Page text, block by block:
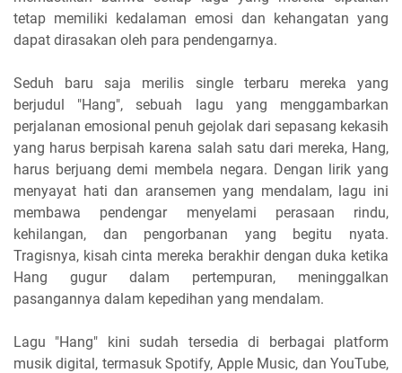
tetap memiliki kedalaman emosi dan kehangatan yang
dapat dirasakan oleh para pendengarnya.
Seduh baru saja merilis single terbaru mereka yang
berjudul "Hang", sebuah lagu yang menggambarkan
perjalanan emosional penuh gejolak dari sepasang kekasih
yang harus berpisah karena salah satu dari mereka, Hang,
harus berjuang demi membela negara. Dengan lirik yang
menyayat hati dan aransemen yang mendalam, lagu ini
membawa pendengar menyelami perasaan rindu,
kehilangan, dan pengorbanan yang begitu nyata.
Tragisnya, kisah cinta mereka berakhir dengan duka ketika
Hang gugur dalam pertempuran, meninggalkan
pasangannya dalam kepedihan yang mendalam.
Lagu "Hang" kini sudah tersedia di berbagai platform
musik digital, termasuk Spotify, Apple Music, dan YouTube,